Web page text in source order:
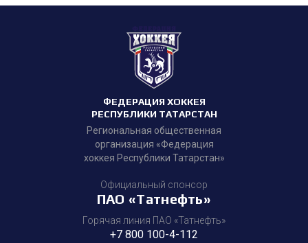
ФЕДЕРАЦИЯ ХОККЕЯ
РЕСПУБЛИКИ ТАТАРСТАН
Региональная общественная
организация «Федерация
хоккея Республики Татарстан»
Официальный спонсор
ПАО «Татнефть»
Горячая линия ПАО «Татнефть»
+7 800 100-4-112